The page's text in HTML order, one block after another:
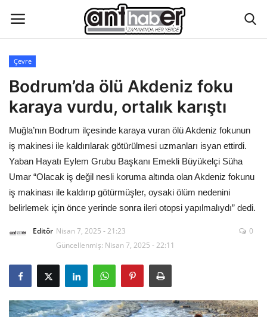
Künye
Eğitim
Aktüel Magazin
Hakkımızda
İletişim
Asayiş
Çevre
Çevre
Bodrum’da ölü Akdeniz foku
karaya vurdu, ortalık karıştı
Muğla’nın Bodrum ilçesinde karaya vuran ölü Akdeniz fokunun
iş makinesi ile kaldırılarak götürülmesi uzmanları isyan ettirdi.
Yaban Hayatı Eylem Grubu Başkanı Emekli Büyükelçi Süha
Umar “Olacak iş değil nesli koruma altında olan Akdeniz fokunu
iş makinası ile kaldırıp götürmüşler, oysaki ölüm nedenini
belirlemek için önce yerinde sonra ileri otopsi yapılmalıydı” dedi.
Editör Nisan 7, 2025 - 21:23
Güncellenmiş: Nisan 7, 2025 - 22:11
0